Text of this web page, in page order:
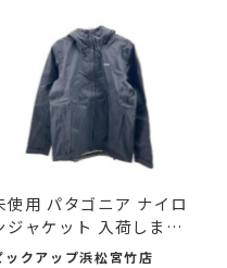
使用 パタゴニア ナイロ
ジャケット 入荷しまし
♪
ックアップ浜松宮竹店